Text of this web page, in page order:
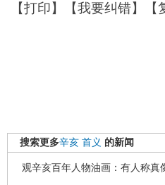
【打印】【我要纠错】【
搜索更多辛亥 首义 的新闻
观辛亥百年人物油画：有人称真